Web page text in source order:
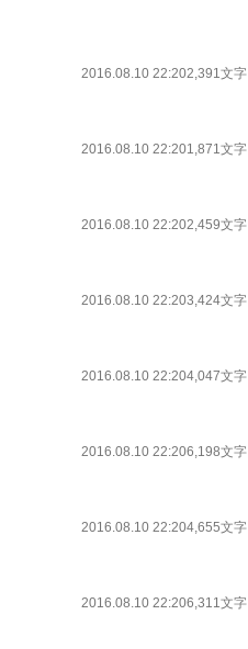
2016.08.10 22:202,391文字
2016.08.10 22:201,871文字
2016.08.10 22:202,459文字
2016.08.10 22:203,424文字
2016.08.10 22:204,047文字
2016.08.10 22:206,198文字
2016.08.10 22:204,655文字
2016.08.10 22:206,311文字